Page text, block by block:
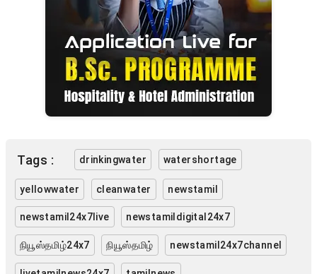
Tags : drinkingwater watershortage
yellowwater cleanwater newstamil
newstamil24x7live newstamildigital24x7
நியூஸ்தமிழ்24x7 நியூஸ்தமிழ் newstamil24x7channel